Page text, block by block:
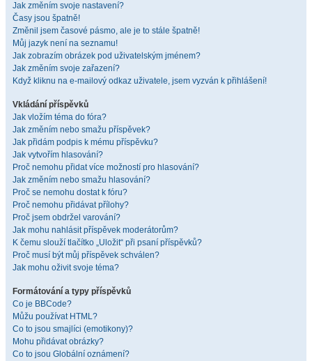
Jak změním svoje nastavení?
Časy jsou špatně!
Změnil jsem časové pásmo, ale je to stále špatně!
Můj jazyk není na seznamu!
Jak zobrazím obrázek pod uživatelským jménem?
Jak změním svoje zařazení?
Když kliknu na e-mailový odkaz uživatele, jsem vyzván k přihlášení!
Vkládání příspěvků
Jak vložím téma do fóra?
Jak změním nebo smažu příspěvek?
Jak přidám podpis k mému příspěvku?
Jak vytvořím hlasování?
Proč nemohu přidat více možností pro hlasování?
Jak změním nebo smažu hlasování?
Proč se nemohu dostat k fóru?
Proč nemohu přidávat přílohy?
Proč jsem obdržel varování?
Jak mohu nahlásit příspěvek moderátorům?
K čemu slouží tlačítko „Uložit“ při psaní příspěvků?
Proč musí být můj příspěvek schválen?
Jak mohu oživit svoje téma?
Formátování a typy příspěvků
Co je BBCode?
Můžu používat HTML?
Co to jsou smajlíci (emotikony)?
Mohu přidávat obrázky?
Co to jsou Globální oznámení?